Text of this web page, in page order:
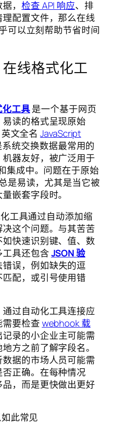
， 检查 API 响应、排
配置文件，那么在线
可以立刻帮助节省时间
线格式化工
化工具是一个基于网页
读的格式呈现原始
英文全名JavaScript
系统交换数据最常用的
器友好，被广泛用于
集成中。问题在于原始
是易读，尤其是当它被
嵌套字段时。
工具通过自动添加缩
这个问题。与其苦苦
快速识别键、值、数
具还包含JSON 验
误，例如缺失的逗
配，或引号使用错
过自动化工具连接应
要检查webhook 载
录的小企业主可能需
方之前了解字段名。
据的市场人员可能需
正确。在每种情况
，而是更快做出更好
此常见